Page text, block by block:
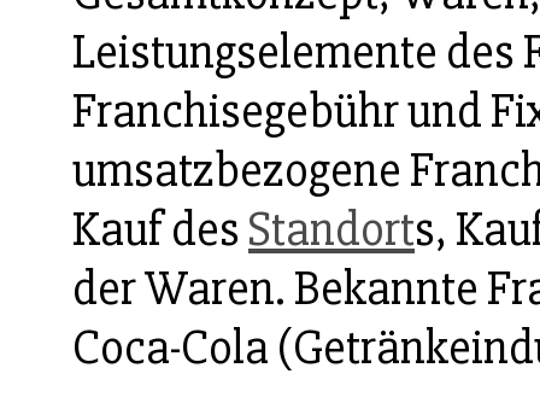
Leistungselemente des
Franchisegebühr und
umsatzbezogene
Kauf desStandorts,
der Waren. Bekannte
Coca-Cola